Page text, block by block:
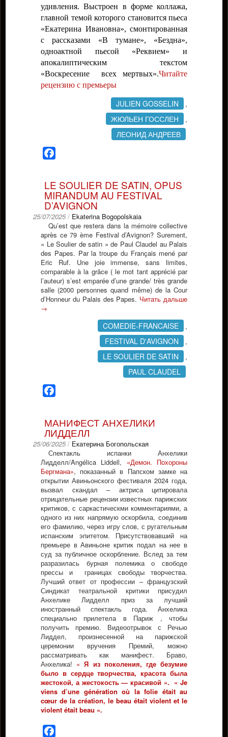
удивления. Выстроен в форме коллажа,
главной темой которого становится пьеса
«Екатерина Ивановна», смонтированная
с рассказами «В тумане», «Бездна»,
одноактной пьесой «Реквием» и
апокалиптическим текстом
«Воскресение всех мертвых».Читайте
рецензию с премьеры
JULIEN GOSSELIN ,
ЖЮЛЬЕН ГОССЛЕН ,
ЛЕОНИД АНДРЕЕВ
LE SOULIER DE SATIN, OPUS
MIRANDUM AU FESTIVAL
D’AVIGNON
25/07/2025 / Ekaterina Bogopolskaia
Qu’est que restera dans la mémoire collective
après ce 79 ème Festival d’Avignon? Surement,
« Le Soulier de satin » de Paul Claudel au Palais
des Papes. Par la troupe du Français mené par
Eric Ruf. Une joie immense, sans limites,
comparable à la grâce ( le mot tant apprécié par
l’auteur) s’est emparée d’une grande/ très grande
salle (2000 personnes quand même) de la Cour
d’Honneur du Palais des Papes. Читать дальше
→
COMEDIE-FRANCAISE ,
FESTIVAL D'AVIGNON ,
LE SOULIER DE SATIN ,
PAUL CLAUDEL
МАНИФЕСТ АНХЕЛИКИ
ЛИДДЕЛЛ
25/06/2025 / Екатерина Богопольская
Спектакль испанки Анхелики
Лидделл/Angélica Liddell, «Демон. Похороны
Бергмана», показанный в Папском замке на
открытии Авиньонского фестиваля 2024 года,
вызвал скандал – актриса цитировала
отрицательные рецензии известных парижских
критиков, с саркастическми комментариями, а
одного из них напрямую оскорбила, соединив
его фамилию, через игру слов, с ругательным
испанским эпитетом. Присутствовавший на
премьере в Авиньоне критик подал на нее в
суд за публичное оскорбление. Вслед за тем
разразилась бурная полемика о свободе
прессы и границах свободы творчества.
Лучший ответ от профессии – французский
Синдикат театральной критики присудил
Анхелике Лидделл приз за лучший
иностранный спектакль года. Анхелика
специально прилетела в Париж , чтобы
получить премию. Видеоотрывок с Речью
Лиддел, произнесенной на парижской
церемонии вручения Премий, можно
рассматривать как манифест. Браво,
Анхелика! «Я из поколения, где безумие
было в сердце творчества, красота была
жестокой, а жестокость — красивой ». « Je
viens d’une génération où la folie était au
cœur de la création, le beau était violent et le
violent était beau ».